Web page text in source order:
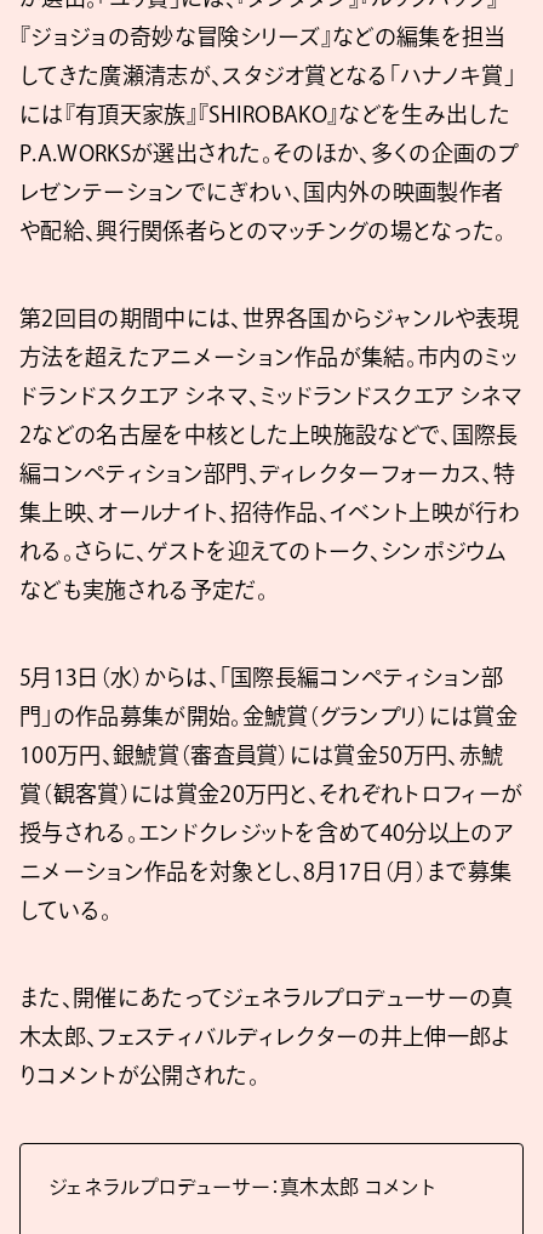
『ジョジョの奇妙な冒険シリーズ』などの編集を担当
してきた廣瀬清志が、スタジオ賞となる「ハナノキ賞」
には『有頂天家族』『SHIROBAKO』などを生み出した
P.A.WORKSが選出された。そのほか、多くの企画のプ
レゼンテーションでにぎわい、国内外の映画製作者
や配給、興行関係者らとのマッチングの場となった。
第2回目の期間中には、世界各国からジャンルや表現
方法を超えたアニメーション作品が集結。市内のミッ
ドランドスクエア シネマ、ミッドランドスクエア シネマ
2などの名古屋を中核とした上映施設などで、国際長
編コンペティション部門、ディレクターフォーカス、特
集上映、オールナイト、招待作品、イベント上映が行わ
れる。さらに、ゲストを迎えてのトーク、シンポジウム
なども実施される予定だ。
5月13日（水）からは、「国際長編コンペティション部
門」の作品募集が開始。金鯱賞（グランプリ）には賞金
100万円、銀鯱賞（審査員賞）には賞金50万円、赤鯱
賞（観客賞）には賞金20万円と、それぞれトロフィーが
授与される。エンドクレジットを含めて40分以上のア
ニメーション作品を対象とし、8月17日（月）まで募集
している。
また、開催にあたってジェネラルプロデューサーの真
木太郎、フェスティバルディレクターの井上伸一郎よ
りコメントが公開された。
ジェネラルプロデューサー：真木太郎 コメント